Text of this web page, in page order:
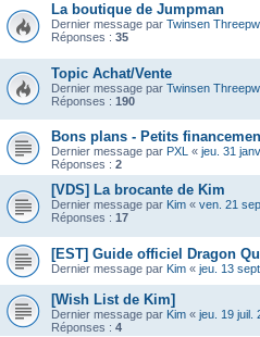
La boutique de Jumpman
Dernier message par Twinsen
Réponses : 35
Topic Achat/Vente
Dernier message par Twinsen
Réponses : 190
Bons plans - Petits
Dernier message par PXL « jeu. 31
Réponses : 2
[VDS] La brocante de Kim
Dernier message par Kim « ven. 21
Réponses : 17
[EST] Guide officiel Dragon
Dernier message par Kim « jeu. 13
[Wish List de Kim]
Dernier message par Kim « jeu. 19 juil.
Réponses : 4